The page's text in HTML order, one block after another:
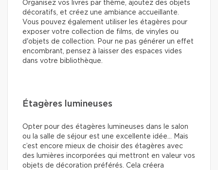
Organisez vos livres par thème, ajoutez des objets
décoratifs, et créez une ambiance accueillante.
Vous pouvez également utiliser les étagères pour
exposer votre collection de films, de vinyles ou
d'objets de collection. Pour ne pas générer un effet
encombrant, pensez à laisser des espaces vides
dans votre bibliothèque.
Étagères lumineuses
Opter pour des étagères lumineuses dans le salon
ou la salle de séjour est une excellente idée… Mais
c’est encore mieux de choisir des étagères avec
des lumières incorporées qui mettront en valeur vos
objets de décoration préférés. Cela créera